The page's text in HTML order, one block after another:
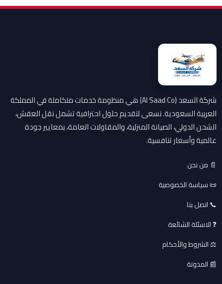
شركة السعد (Al Saad Co) هي منظومة خدمات متكاملة في المملكة
العربية السعودية. نسعى لتقديم حلول احترافية تشمل نقل العفش،
الشحن الدولي، الصيانة المنزلية، والمقاولات العامة، بمعايير جودة
عالمية وأسعار تنافسية.
📄 من نحن
📜 سياسة الخصوصية
📞 اتصل بنا
❓ الاسئلة الشائعة
⚖️ الشروط والأحكام
📰 المدونة